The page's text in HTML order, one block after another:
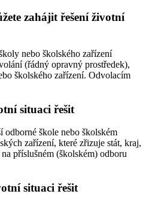
zahájit řešení životní
nebo školského zařízení
(řádný opravný prostředek),
školského zařízení. Odvolacím
situaci řešit
odborné škole nebo školském
zařízení, které zřizuje stát, kraj,
příslušném (školském) odboru
situaci řešit